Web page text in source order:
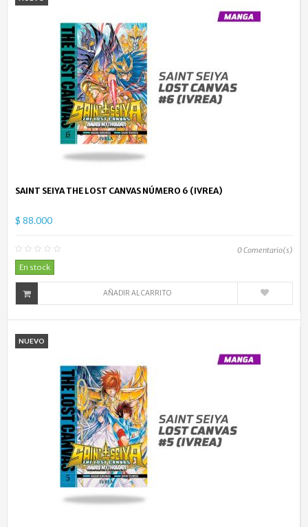
SAINT SEIYA THE LOST CANVAS NÚMERO 6 (IVREA)
$ 88.000
0Comentario(s)
En stock
AÑADIR AL CARRITO
NUEVO